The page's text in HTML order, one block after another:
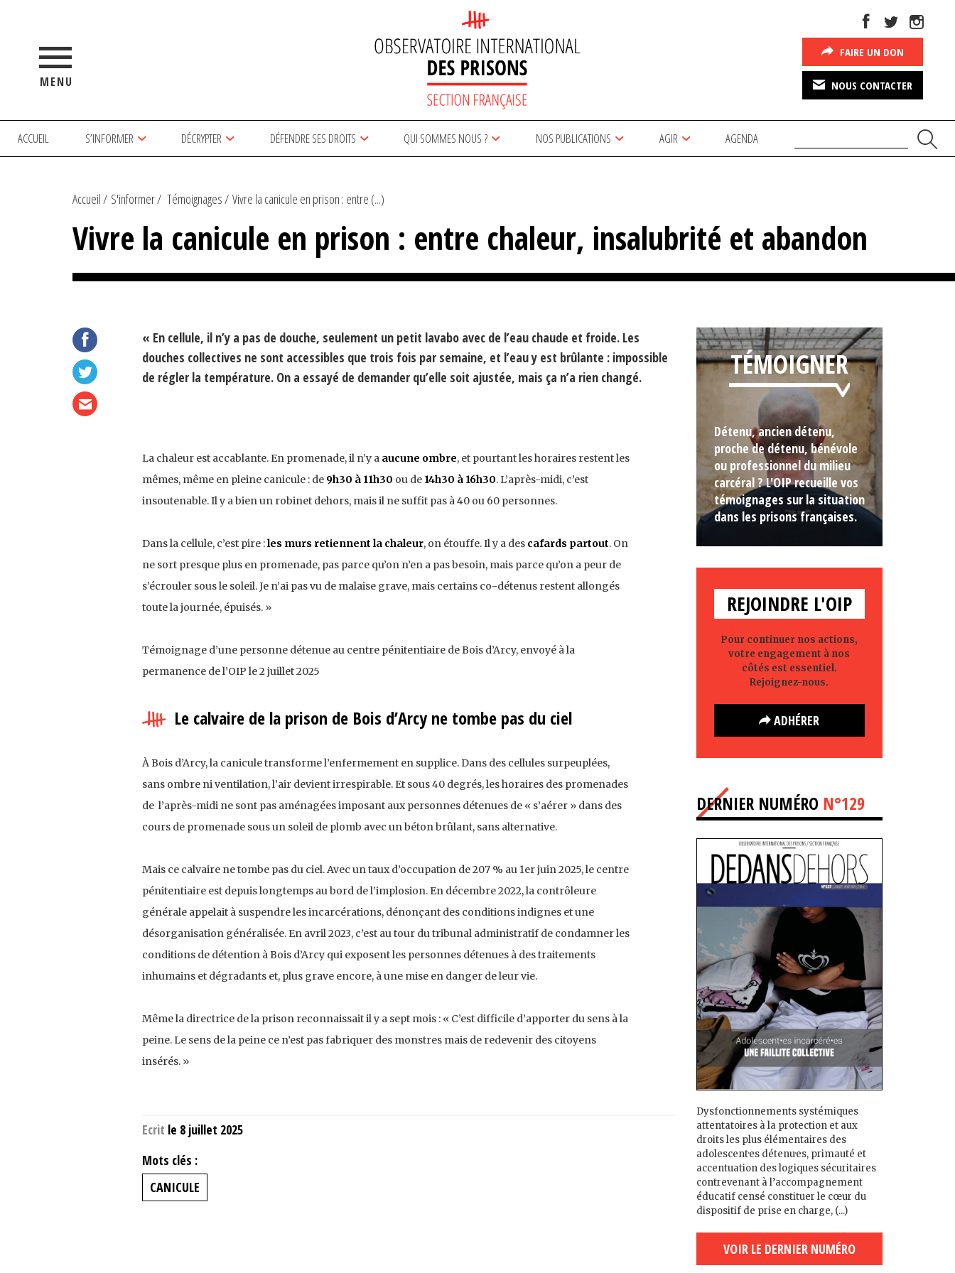
MENU
FAIRE UN DON
NOUS CONTACTER
ACCUEIL S’INFORMER DÉCRYPTER DÉFENDRE SES DROITS QUI SOMMES NOUS ? NOS PUBLICATIONS AGIR AGENDA
Accueil S'informer Témoignages Vivre la canicule en prison : entre (...)
Vivre la canicule en prison : entre chaleur, insalubrité et abandon
« En cellule, il n’y a pas de douche, seulement un petit lavabo avec de l’eau chaude et froide. Les
douches collectives ne sont accessibles que trois fois par semaine, et l’eau y est brûlante : impossible
de régler la température. On a essayé de demander qu’elle soit ajustée, mais ça n’a rien changé.
La chaleur est accablante. En promenade, il n’y a aucune ombre, et pourtant les horaires restent les
mêmes, même en pleine canicule : de 9h30 à 11h30 ou de 14h30 à 16h30. L’après-midi, c’est
insoutenable. Il y a bien un robinet dehors, mais il ne suffit pas à 40 ou 60 personnes.
Dans la cellule, c’est pire :les murs retiennent la chaleur, on étouffe. Il y a des cafards partout. On
ne sort presque plus en promenade, pas parce qu’on n’en a pas besoin, mais parce qu’on a peur de
s’écrouler sous le soleil. Je n’ai pas vu de malaise grave, mais certains co-détenus restent allongés
toute la journée, épuisés. »
Témoignage d’une personne détenue au centre pénitentiaire de Bois d’Arcy, envoyé à la
permanence de l’OIP le 2 juillet 2025
Le calvaire de la prison de Bois d’Arcy ne tombe pas du ciel
À Bois d’Arcy, la canicule transforme l’enfermement en supplice. Dans des cellules surpeuplées,
sans ombre ni ventilation, l’air devient irrespirable. Et sous 40 degrés, les horaires des promenades
de l’après-midi ne sont pas aménagées imposant aux personnes détenues de « s’aérer » dans des
cours de promenade sous un soleil de plomb avec un béton brûlant, sans alternative.
Mais ce calvaire ne tombe pas du ciel. Avec un taux d’occupation de 207 % au 1er juin 2025, le centre
pénitentiaire est depuis longtemps au bord de l’implosion. En décembre 2022,la contrôleure
générale appelait à suspendre les incarcérations, dénonçant des conditions indignes et une
désorganisation généralisée. En avril 2023, c’est au tour du tribunal administratif de condamner les
conditions de détention à Bois d’Arcyqui exposent les personnes détenues à des traitements
inhumains et dégradants et, plus grave encore, à une mise en danger de leur vie.
Même la directrice de la prison reconnaissait il y a sept mois : « C’est difficile d’apporter du sens à la
peine. Le sens de la peine ce n’est pas fabriquer des monstres mais de redevenir des citoyens
insérés. »
Ecrit le 8 juillet 2025
Mots clés :
CANICULE
TÉMOIGNER
Détenu, ancien détenu,
proche de détenu, bénévole
ou professionnel du milieu
carcéral ? L'OIP recueille vos
témoignages sur la situation
dans les prisons françaises.
REJOINDRE L'OIP
Pour continuer nos actions,
votre engagement à nos
côtés est essentiel.
Rejoignez-nous.
ADHÉRER
DERNIER NUMÉRO N°129
Dysfonctionnements systémiques
attentatoires à la protection et aux
droits les plus élémentaires des
adolescent·es détenu·es, primauté et
accentuation des logiques sécuritaires
contrevenant à l’accompagnement
éducatif censé constituer le cœur du
dispositif de prise en charge, (...)
VOIR LE DERNIER NUMÉRO